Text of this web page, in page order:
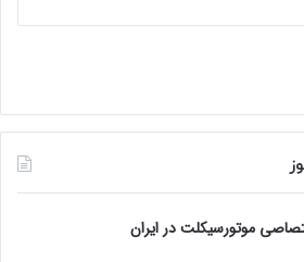
موتورسیکلت در ایران